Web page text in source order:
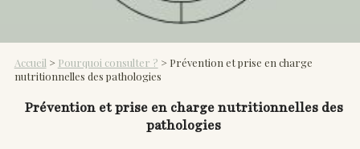
Accueil > Pourquoi consulter ? > Prévention et prise en charge
nutritionnelles des pathologies
Prévention et prise en charge nutritionnelles des
pathologies